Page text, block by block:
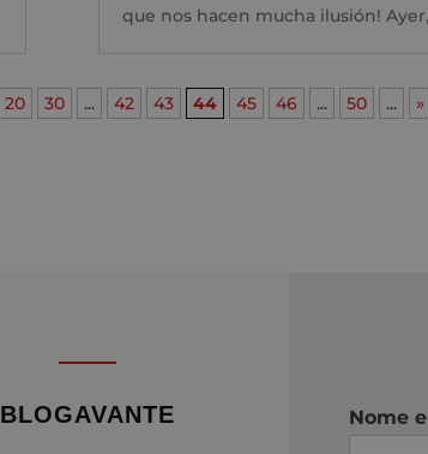
que nos hacen mucha ilusión!
20 30 ... 42 43 44 45 46 ... 50 ... »
BLOGAVANTE Nome